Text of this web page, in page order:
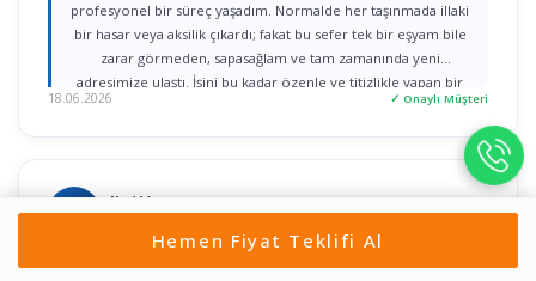
profesyonel bir süreç yaşadım. Normalde her taşınmada illaki
bir hasar veya aksilik çıkardı; fakat bu sefer tek bir eşyam bile
zarar görmeden, sapasağlam ve tam zamanında yeni
adresimize ulaştı. İşini bu kadar özenle ve titizlikle yapan bir
firmaya rastlamak gerçekten büyük şans. Herkese gönül
18.06.2026 ✓ Onaylı Müşteri
A Ali t***
★★★★★ 5.0
Nurullah bey ile ilk iletişime geçtiğim dakikadan itibaren, ilgi
Hemen Fiyat Teklifi Al